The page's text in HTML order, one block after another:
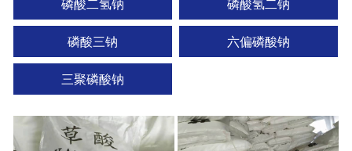
磷酸三钠 六偏磷酸钠
三聚磷酸钠